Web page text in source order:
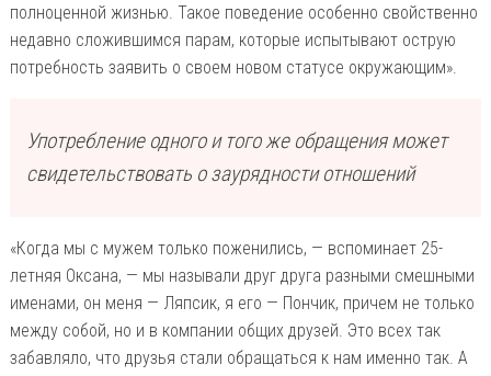
полноценной жизнью. Такое поведение особенно свойственно
недавно сложившимся парам, которые испытывают острую
потребность заявить о своем новом статусе окружающим».
Употребление одного и того же обращения может
свидетельствовать о заурядности отношений
«Когда мы с мужем только поженились, — вспоминает 25-
летняя Оксана, — мы называли друг друга разными смешными
именами, он меня — Ляпсик, я его — Пончик, причем не только
между собой, но и в компании общих друзей. Это всех так
забавляло, что друзья стали обращаться к нам именно так. А